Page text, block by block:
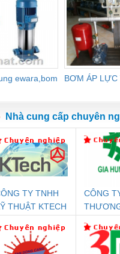
ewara,bom
BƠM ÁP
An Toàn
Contact
1NO-
24DC-SP -
Rơ Le An
Phoenix
PSR-SCP-
24UC/ESL4/
- 2981059
Nhà cung cấp chuyên
TY TNHH
THUẬT KTECH
CÔNG
THUẬT
GIA